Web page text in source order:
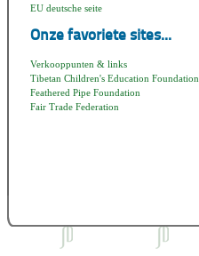
EU deutsche seite
Onze favoriete sites...
Verkooppunten & links
Tibetan Children's Education Foundation
Feathered Pipe Foundation
Fair Trade Federation